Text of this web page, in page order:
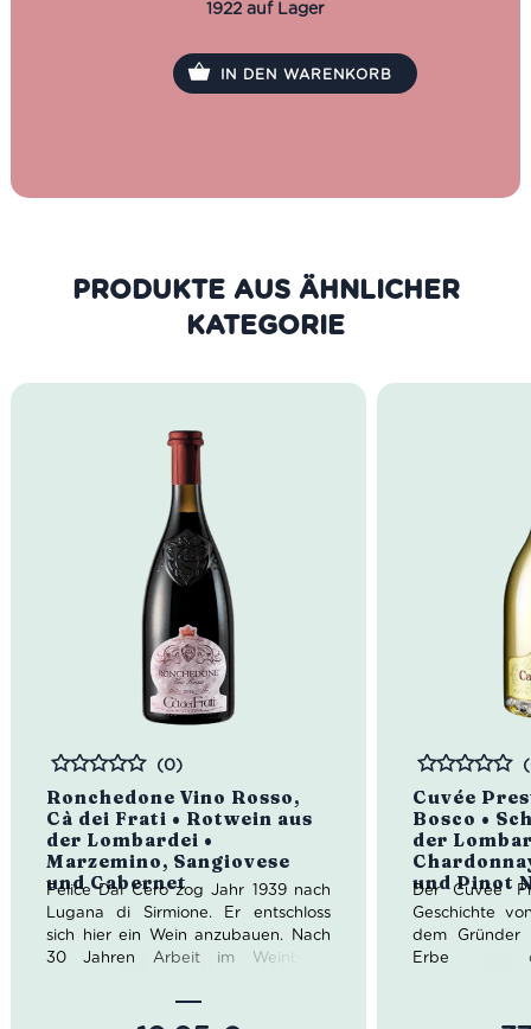
1922 auf Lager
IN DEN WARENKORB
PRODUKTE AUS DER GLEICHEN
KATEGORIE
Ronchedone Vino Rosso,
Cà dei Frati • Rotwein aus
der Lombardei •
Marzemino, Sangiovese
und Cabernet
Bewertet
(0)
Felice Dal Cero zog Jahr 1939 nach
Lugana di Sirmione. Er entschloss
sich hier ein Wein anzubauen. Nach
30 Jahren Arbeit im Weinberg,
dei Frati. Nach dessen Ableben 2012
übernahmen seine Frau Santa Rosa
Cuvée
Bosco •
der
und Pinot
Bewertet
Der Cuvée
Geschichte
dem Gründer
Erbe